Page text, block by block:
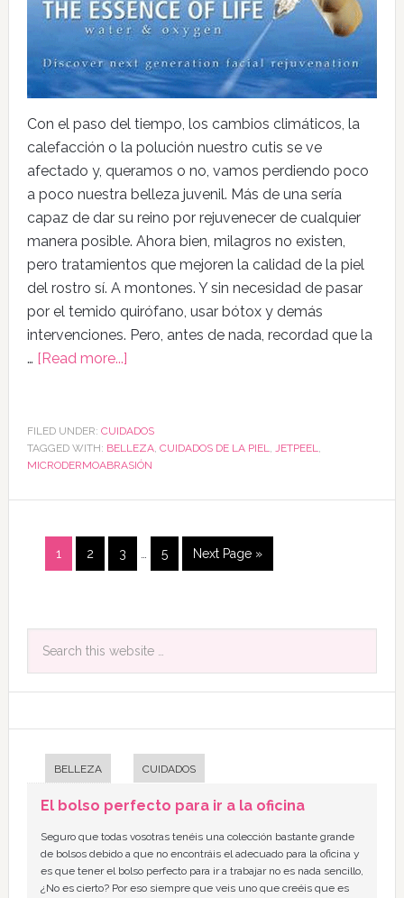
Con el paso del tiempo, los cambios climáticos, la
calefacción o la polución nuestro cutis se ve
afectado y, queramos o no, vamos perdiendo poco
a poco nuestra belleza juvenil. Más de una sería
capaz de dar su reino por rejuvenecer de cualquier
manera posible. Ahora bien, milagros no existen,
pero tratamientos que mejoren la calidad de la piel
del rostro sí. A montones. Y sin necesidad de pasar
por el temido quirófano, usar bótox y demás
intervenciones. Pero, antes de nada, recordad que la
… [Read more...]
FILED UNDER: CUIDADOS
TAGGED WITH: BELLEZA, CUIDADOS DE LA PIEL, JETPEEL,
MICRODERMOABRASIÓN
1 2 3 5 Next Page »
BELLEZA CUIDADOS
El bolso perfecto para ir a la oficina
Seguro que todas vosotras tenéis una colección bastante grande
de bolsos debido a que no encontráis el adecuado para la oficina y
es que tener el bolso perfecto para ir a trabajar no es nada sencillo,
¿No es cierto? Por eso siempre que veis uno que creéis que es